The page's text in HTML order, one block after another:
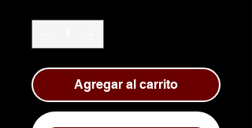
Agregar al carrito